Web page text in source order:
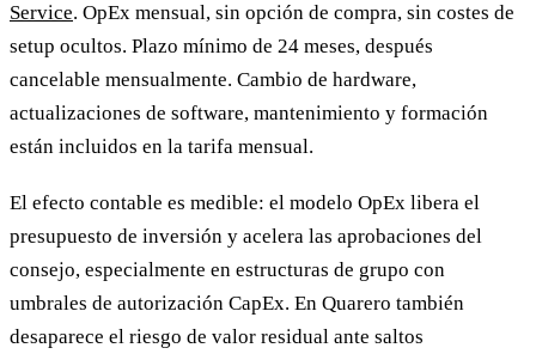
Service. OpEx mensual, sin opción de compra, sin costes de
setup ocultos. Plazo mínimo de 24 meses, después
cancelable mensualmente. Cambio de hardware,
actualizaciones de software, mantenimiento y formación
están incluidos en la tarifa mensual.
El efecto contable es medible: el modelo OpEx libera el
presupuesto de inversión y acelera las aprobaciones del
consejo, especialmente en estructuras de grupo con
umbrales de autorización CapEx. En Quarero también
desaparece el riesgo de valor residual ante saltos